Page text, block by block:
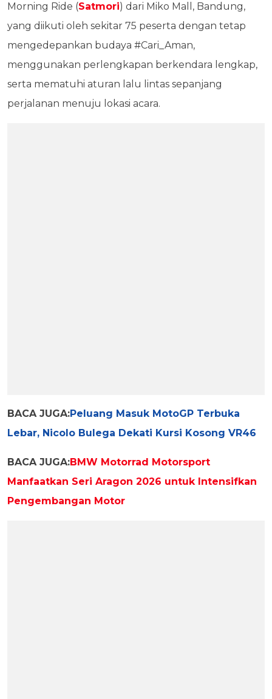
Morning Ride (Satmori) dari Miko Mall, Bandung,
yang diikuti oleh sekitar 75 peserta dengan tetap
mengedepankan budaya #Cari_Aman,
menggunakan perlengkapan berkendara lengkap,
serta mematuhi aturan lalu lintas sepanjang
perjalanan menuju lokasi acara.
BACA JUGA:Peluang Masuk MotoGP Terbuka
Lebar, Nicolo Bulega Dekati Kursi Kosong VR46
BACA JUGA:BMW Motorrad Motorsport
Manfaatkan Seri Aragon 2026 untuk Intensifkan
Pengembangan Motor